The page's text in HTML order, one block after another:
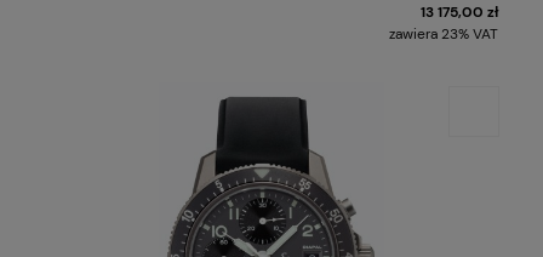
13 175,00 zł
zawiera 23% VAT